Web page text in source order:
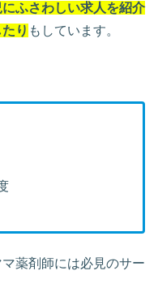
ふさわしい求人を紹介
り もしています。
薬剤師には必見のサー